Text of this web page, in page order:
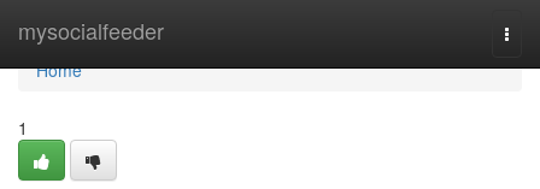
mysocialfeeder
Home
Home
1